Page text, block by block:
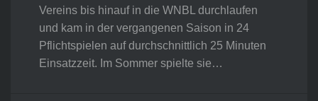
Vereins bis hinauf in die WNBL durchlaufen
und kam in der vergangenen Saison in 24
Pflichtspielen auf durchschnittlich 25 Minuten
Einsatzzeit. Im Sommer spielte sie…